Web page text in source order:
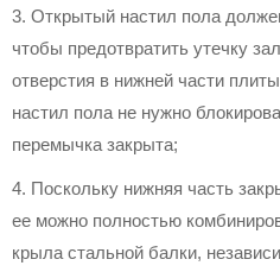
3. Открытый настил пола
чтобы предотвратить утечку
отверстия в нижней части
настил пола не нужно
перемычка закрыта;
4. Поскольку нижняя часть
ее можно полностью
крыла стальной балки,